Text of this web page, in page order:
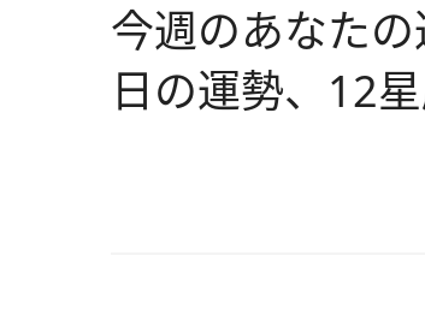
今週のあなた
日の運勢、12